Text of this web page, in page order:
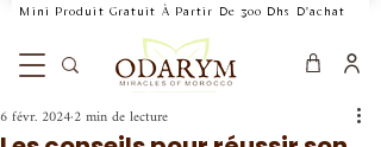
Mini Produit Gratuit À Partir De 300 Dhs D'achat
6 févr. 20242 min de lecture